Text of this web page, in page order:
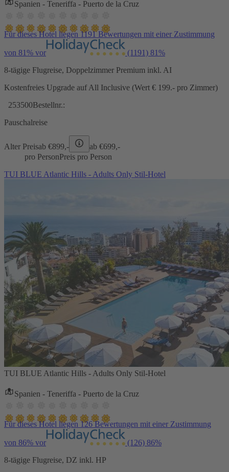
Spanien - Teneriffa - Puerto de la Cruz
Für dieses Hotel liegen 1191 Bewertungen mit einer Zustimmung
von 81% vor (1191) 81%
8-tägige Flugreise, Doppelzimmer Premium inkl. AI
Kostenfreies Upgrade auf All Inclusive (Wert € 199.- pro Zimmer)
253500Bestellnr.:
Pauschalreise
Alter Preisab €899,- ab €699,-
pro PersonPreis pro Person
TUI BLUE Atlantic Hills - Adults Only Stil-Hotel
TUI BLUE Atlantic Hills - Adults Only Stil-Hotel
Spanien - Teneriffa - Puerto de la Cruz
Für dieses Hotel liegen 126 Bewertungen mit einer Zustimmung
von 86% vor (126) 86%
8-tägige Flugreise, DZ inkl. HP